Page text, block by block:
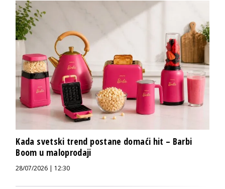
Kada svetski trend postane domaći hit – Barbi
Boom u maloprodaji
28/07/2026 | 12:30